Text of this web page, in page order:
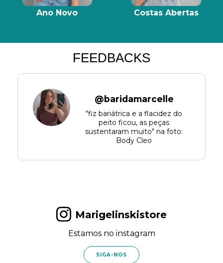
Ano Novo Costas Abertas
FEEDBACKS
@baridamarcelle
"fiz bariátrica e a flacidez do
peito ficou, as peças
sustentaram muito" na foto:
Body Cleo
Marigelinskistore
Estamos no instagram
SIGA-NOS